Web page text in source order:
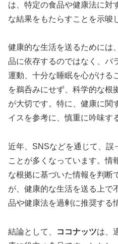
は、特定の食品や健康法に対
な結果をもたらすことを示唆
健康的な生活を送るためには、
品に依存するのではなく、バ
運動、十分な睡眠を心がける
を鵜呑みにせず、科学的な根
が大切です。特に、健康に関
イスを参考に、慎重に吟味す
近年、SNSなどを通じて、誤
ことが多くなっています。情
な根拠に基づいた情報を判断
が、健康的な生活を送る上で
品や健康法を過剰に推奨する
結論として、 ココナッツは、